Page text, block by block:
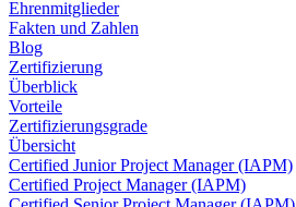
Ehrenmitglieder
Fakten und Zahlen
Blog
Zertifizierung
Überblick
Vorteile
Zertifizierungsgrade
Übersicht
Certified Junior Project Manager (IAPM)
Certified Project Manager (IAPM)